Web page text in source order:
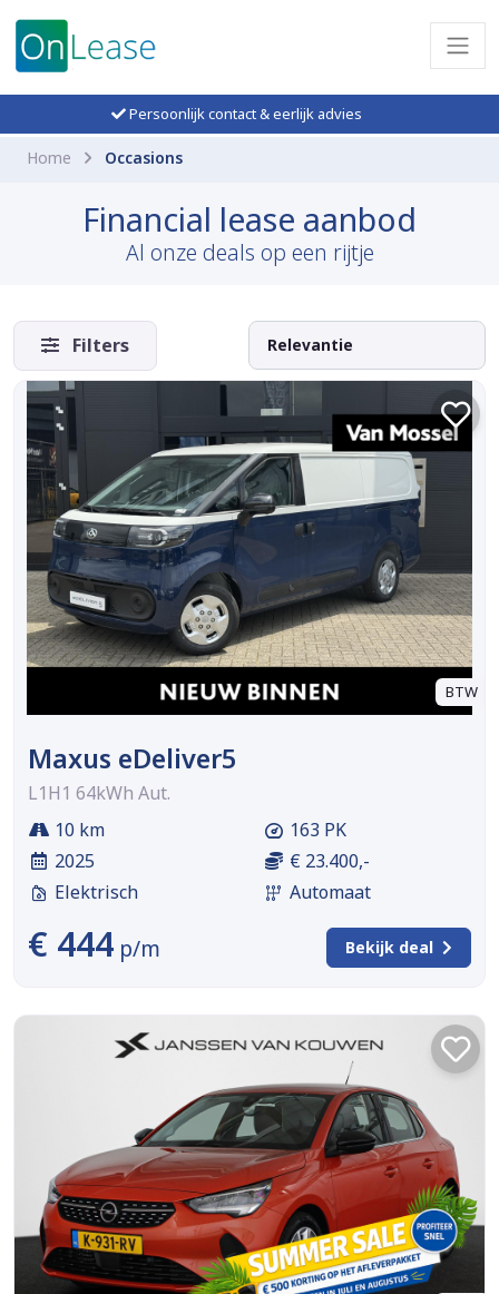
Persoonlijk contact & eerlijk advies
Home Occasions
Financial lease aanbod
Al onze deals op een rijtje
Filters
BTW
Maxus eDeliver5
L1H1 64kWh Aut.
10 km
2025
Elektrisch
163 PK
€ 23.400,-
Automaat
€ 444 p/m Bekijk deal